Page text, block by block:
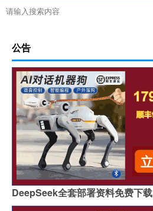
公告
DeepSeek全套部署资料免费下载